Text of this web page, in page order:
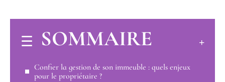
SOMMAIRE
Confier la gestion de son immeuble : quels enjeux
pour le propriétaire ?